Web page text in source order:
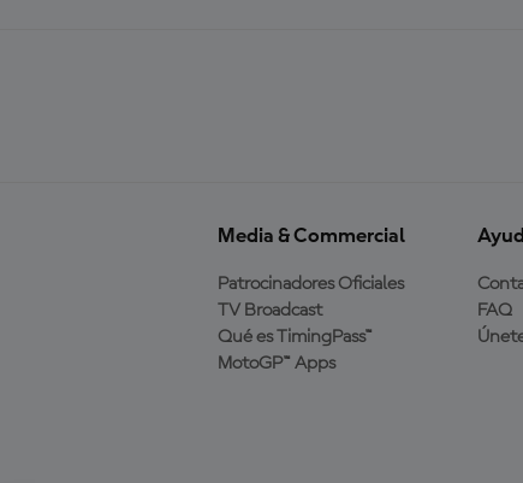
Media & Commercial
Patrocinadores Oficiales
TV Broadcast
Qué es TimingPass™
MotoGP™ Apps
FAQ